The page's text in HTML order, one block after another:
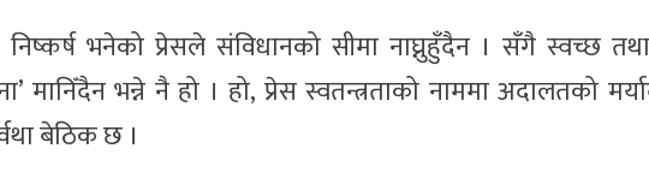
भनेको प्रेसले संविधानको सीमा नाघ्नुहुँदैन । सँगै स्वच्छ
मानिँदैन भन्ने नै हो । हो, प्रेस स्वतन्त्रताको नाममा अदालतको
बेठिक छ ।